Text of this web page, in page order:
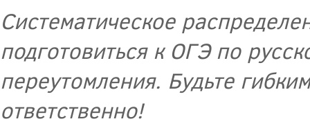
Систематическое
подготовиться к ОГЭ по
переутомления. Будьте
ответственно!